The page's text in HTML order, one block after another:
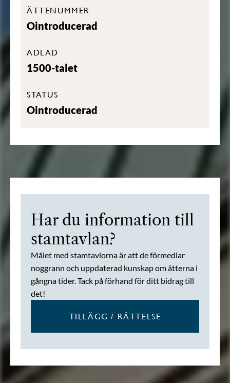
ÄTTENUMMER
Ointroducerad
ADLAD
1500-talet
STATUS
Ointroducerad
Har du information till
stamtavlan?
Målet med stamtavlorna är att de förmedlar
noggrann och uppdaterad kunskap om ätterna i
gångna tider. Tack på förhand för ditt bidrag till
det!
TILLÄGG / RÄTTELSE